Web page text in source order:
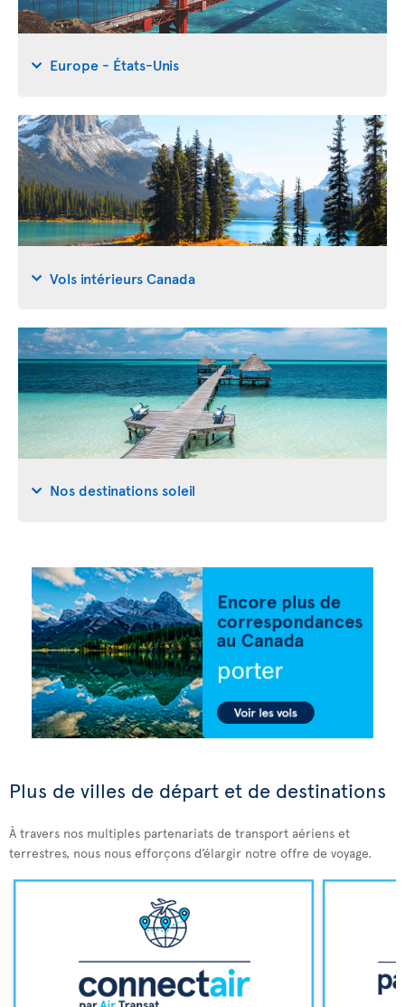
Europe - États-Unis
Vols intérieurs Canada
Nos destinations soleil
Plus de villes de départ et de destinations
À travers nos multiples partenariats de transport aériens et
terrestres, nous nous efforçons d’élargir notre offre de voyage.